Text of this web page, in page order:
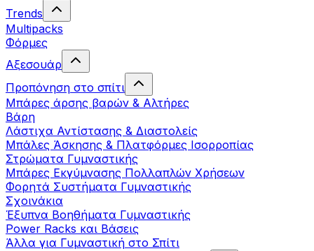
Trends
Multipacks
Φόρμες
Αξεσουάρ
Προπόνηση στο σπίτι
Μπάρες άρσης βαρών & Αλτήρες
Βάρη
Λάστιχα Αντίστασης & Διαστολείς
Μπάλες Άσκησης & Πλατφόρμες Ισορροπίας
Στρώματα Γυμναστικής
Μπάρες Εκγύμνασης Πολλαπλών Χρήσεων
Φορητά Συστήματα Γυμναστικής
Σχοινάκια
Έξυπνα Βοηθήματα Γυμναστικής
Power Racks και Βάσεις
Άλλα για Γυμναστική στο Σπίτι